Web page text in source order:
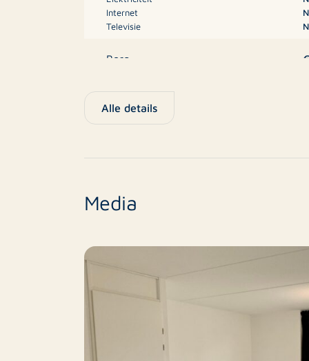
De woning is te huur voor onbepaalde
De inkomenseis ligt op minimaal 3x de
hoogte van het Kanaal van Walcheren, met
Londensekaai 45
4331 JH Middelburg
middelburg@rotsvast.nl
Alle informatie en tekeningen zijn
ontleend
Internet
Televisie
Borg
Aantal slaapkamers 4
Oppervlakte
Alle details
Media